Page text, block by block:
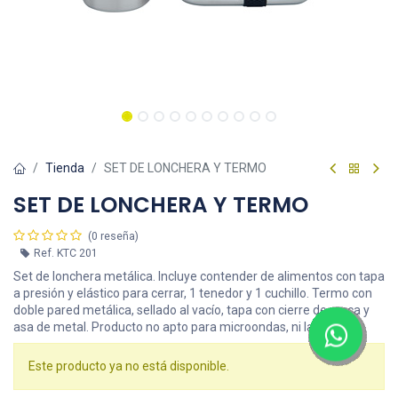
Tienda SET DE LONCHERA Y TERMO
SET DE LONCHERA Y TERMO
(0 reseña)
Ref. KTC 201
Set de lonchera metálica. Incluye contender de alimentos con tapa
a presión y elástico para cerrar, 1 tenedor y 1 cuchillo. Termo con
doble pared metálica, sellado al vacío, tapa con cierre de rosca y
asa de metal. Producto no apto para microondas, ni lavavajillas.
Este producto ya no está disponible.